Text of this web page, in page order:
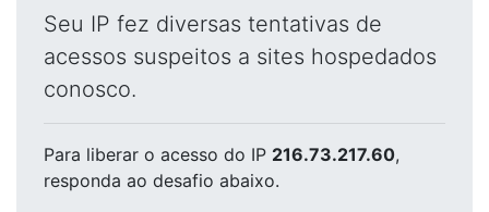
Seu IP fez diversas tentativas de
acessos suspeitos a sites hospedados
conosco.
Para liberar o acesso do IP 216.73.217.60,
responda ao desafio abaixo.